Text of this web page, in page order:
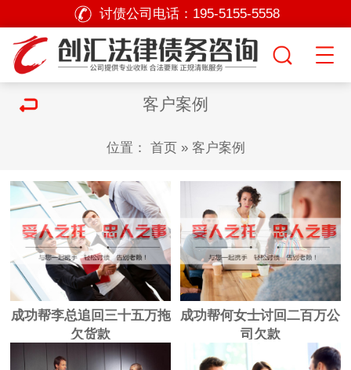
讨债公司电话： 195-5155-5558
客户案例
位置： 首页» 客户案例
成功帮李总追回三十五万拖
欠货款
成功帮何女士讨回二百万公
司欠款